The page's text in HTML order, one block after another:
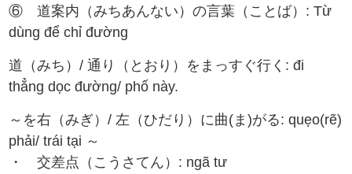
⑥ 道案内（みちあんない）の言葉（ことば）: Từ
dùng để chỉ đường
道（みち）/ 通り（とおり）をまっすぐ行く: đi
thẳng dọc đường/ phố này.
～を右（みぎ）/ 左（ひだり）に曲(ま)がる: quẹo(rẽ)
phải/ trái tại ～
・ 交差点（こうさてん）: ngã tư